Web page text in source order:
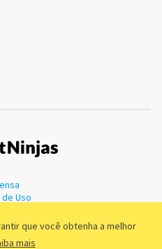
que você obtenha a melhor
mais
Uso